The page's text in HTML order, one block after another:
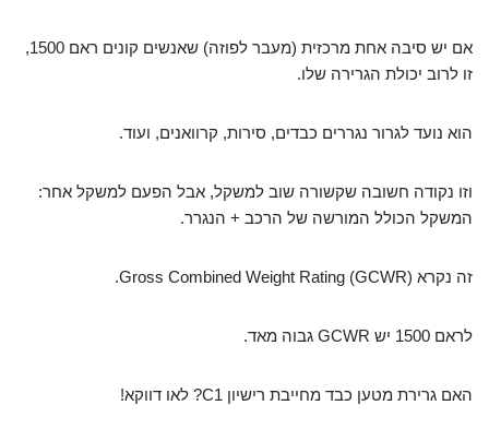
אם יש סיבה אחת מרכזית (מעבר לפוזה) שאנשים קונים ראם 1500,
זו לרוב יכולת הגרירה שלו.
הוא נועד לגרור נגררים כבדים, סירות, קרוואנים, ועוד.
וזו נקודה חשובה שקשורה שוב למשקל, אבל הפעם למשקל אחר:
המשקל הכולל המורשה של הרכב + הנגרר.
זה נקרא Gross Combined Weight Rating (GCWR).
לראם 1500 יש GCWR גבוה מאד.
האם גרירת מטען כבד מחייבת רישיון C1? לאו דווקא!